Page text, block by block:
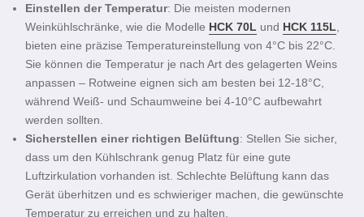
Einstellen der Temperatur: Die meisten modernen
Weinkühlschränke, wie die Modelle HCK 70L und HCK 115L
bieten eine präzise Temperatureinstellung von 4°C bis 22°C.
Sie können die Temperatur je nach Art des gelagerten Weins
anpassen – Rotweine eignen sich am besten bei 12-18°C,
während Weiß- und Schaumweine bei 4-10°C aufbewahrt
werden sollten.
Sicherstellen einer richtigen Belüftung: Stellen Sie sicher,
dass um den Kühlschrank genug Platz für eine gute
Luftzirkulation vorhanden ist. Schlechte Belüftung kann das
Gerät überhitzen und es schwieriger machen, die gewünschte
Temperatur zu erreichen und zu halten.